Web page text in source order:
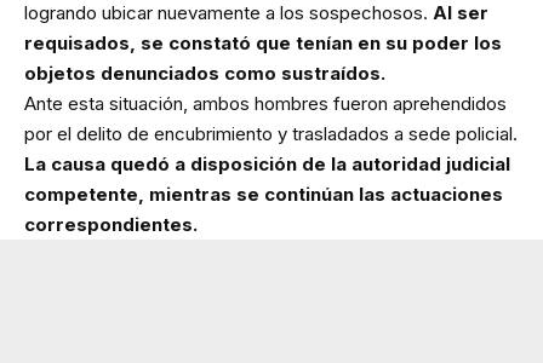
logrando ubicar nuevamente a los sospechosos. Al ser
requisados, se constató que tenían en su poder los
objetos denunciados como sustraídos.
Ante esta situación, ambos hombres fueron aprehendidos
por el delito de encubrimiento y trasladados a sede policial.
La causa quedó a disposición de la autoridad judicial
competente, mientras se continúan las actuaciones
correspondientes.